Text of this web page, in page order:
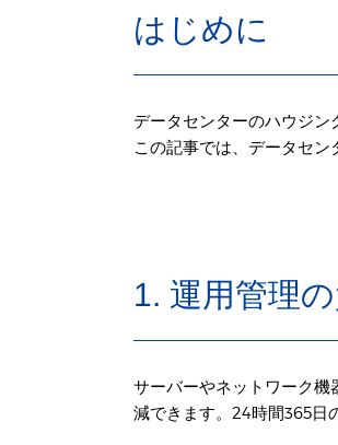
はじめに
データセンターのハウジ
この記事では、データセン
1. 運用管理
サーバーやネットワーク機
減できます。24時間365日